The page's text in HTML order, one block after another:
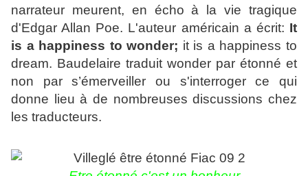
narrateur meurent, en écho à la vie tragique
d'Edgar Allan Poe. L'auteur américain a écrit: It
is a happiness to wonder; it is a happiness to
dream. Baudelaire traduit wonder par étonné et
non par s’émerveiller ou s'interroger ce qui
donne lieu à de nombreuses discussions chez
les traducteurs.